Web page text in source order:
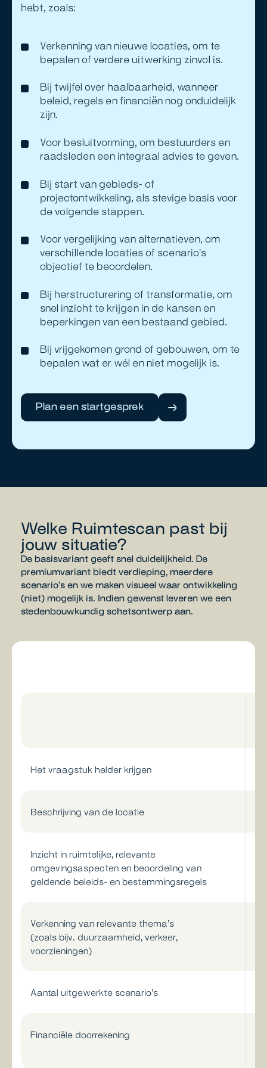
hebt, zoals;
Verkenning van nieuwe locaties, om te
bepalen of verdere uitwerking zinvol is.
Bij twijfel over haalbaarheid, wanneer
beleid, regels en financiën nog onduidelijk
zijn.
Voor besluitvorming, om bestuurders en
raadsleden een integraal advies te geven.
Bij start van gebieds- of
projectontwikkeling, als stevige basis voor
de volgende stappen.
Voor vergelijking van alternatieven, om
verschillende locaties of scenario's
objectief te beoordelen.
Bij herstructurering of transformatie, om
snel inzicht te krijgen in de kansen en
beperkingen van een bestaand gebied.
Bij vrijgekomen grond of gebouwen, om te
bepalen wat er wél en niet mogelijk is.
Plan een startgesprek
Welke Ruimtescan past bij
jouw situatie?
De basisvariant geeft snel duidelijkheid. De
premiumvariant biedt verdieping, meerdere
scenario’s en we maken visueel waar ontwikkeling
(niet) mogelijk is. Indien gewenst leveren we een
stedenbouwkundig schetsontwerp aan.
Het vraagstuk helder krijgen
Beschrijving van de locatie
Inzicht in ruimtelijke, relevante
omgevingsaspecten en beoordeling van
geldende beleids- en bestemmingsregels
Verkenning van relevante thema’s
(zoals bijv. duurzaamheid, verkeer,
voorzieningen)
Aantal uitgewerkte scenario’s
Financiële doorrekening